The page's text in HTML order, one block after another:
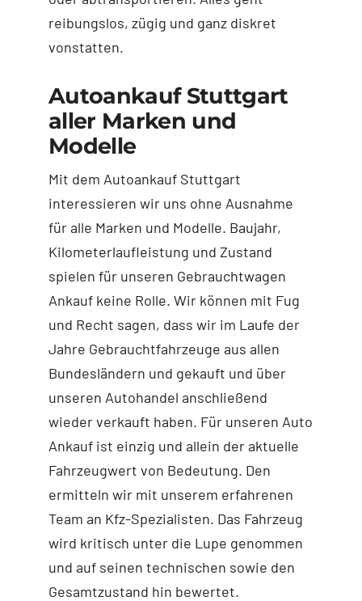
reibungslos, zügig und ganz diskret
vonstatten.
Autoankauf Stuttgart
aller Marken und
Modelle
Mit dem Autoankauf Stuttgart
interessieren wir uns ohne Ausnahme
für alle Marken und Modelle. Baujahr,
Kilometerlaufleistung und Zustand
spielen für unseren Gebrauchtwagen
Ankauf keine Rolle. Wir können mit Fug
und Recht sagen, dass wir im Laufe der
Jahre Gebrauchtfahrzeuge aus allen
Bundesländern und gekauft und über
unseren Autohandel anschließend
wieder verkauft haben. Für unseren Auto
Ankauf ist einzig und allein der aktuelle
Fahrzeugwert von Bedeutung. Den
ermitteln wir mit unserem erfahrenen
Team an Kfz-Spezialisten. Das Fahrzeug
wird kritisch unter die Lupe genommen
und auf seinen technischen sowie den
Gesamtzustand hin bewertet.